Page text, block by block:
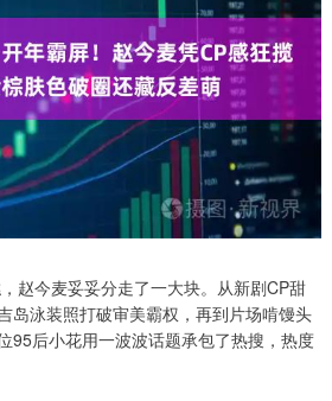
赵今麦妥妥分走了一大块。从新剧CP甜
岛泳装照打破审美霸权，再到片场啃馒头
95后小花用一波波话题承包了热搜，热度